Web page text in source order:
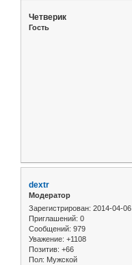
Четверик
Гость
dextr
Модератор
Зарегистрирован: 2014-04-06
Приглашений: 0
Сообщений: 979
Уважение: +1108
Позитив: +66
Пол: Мужской